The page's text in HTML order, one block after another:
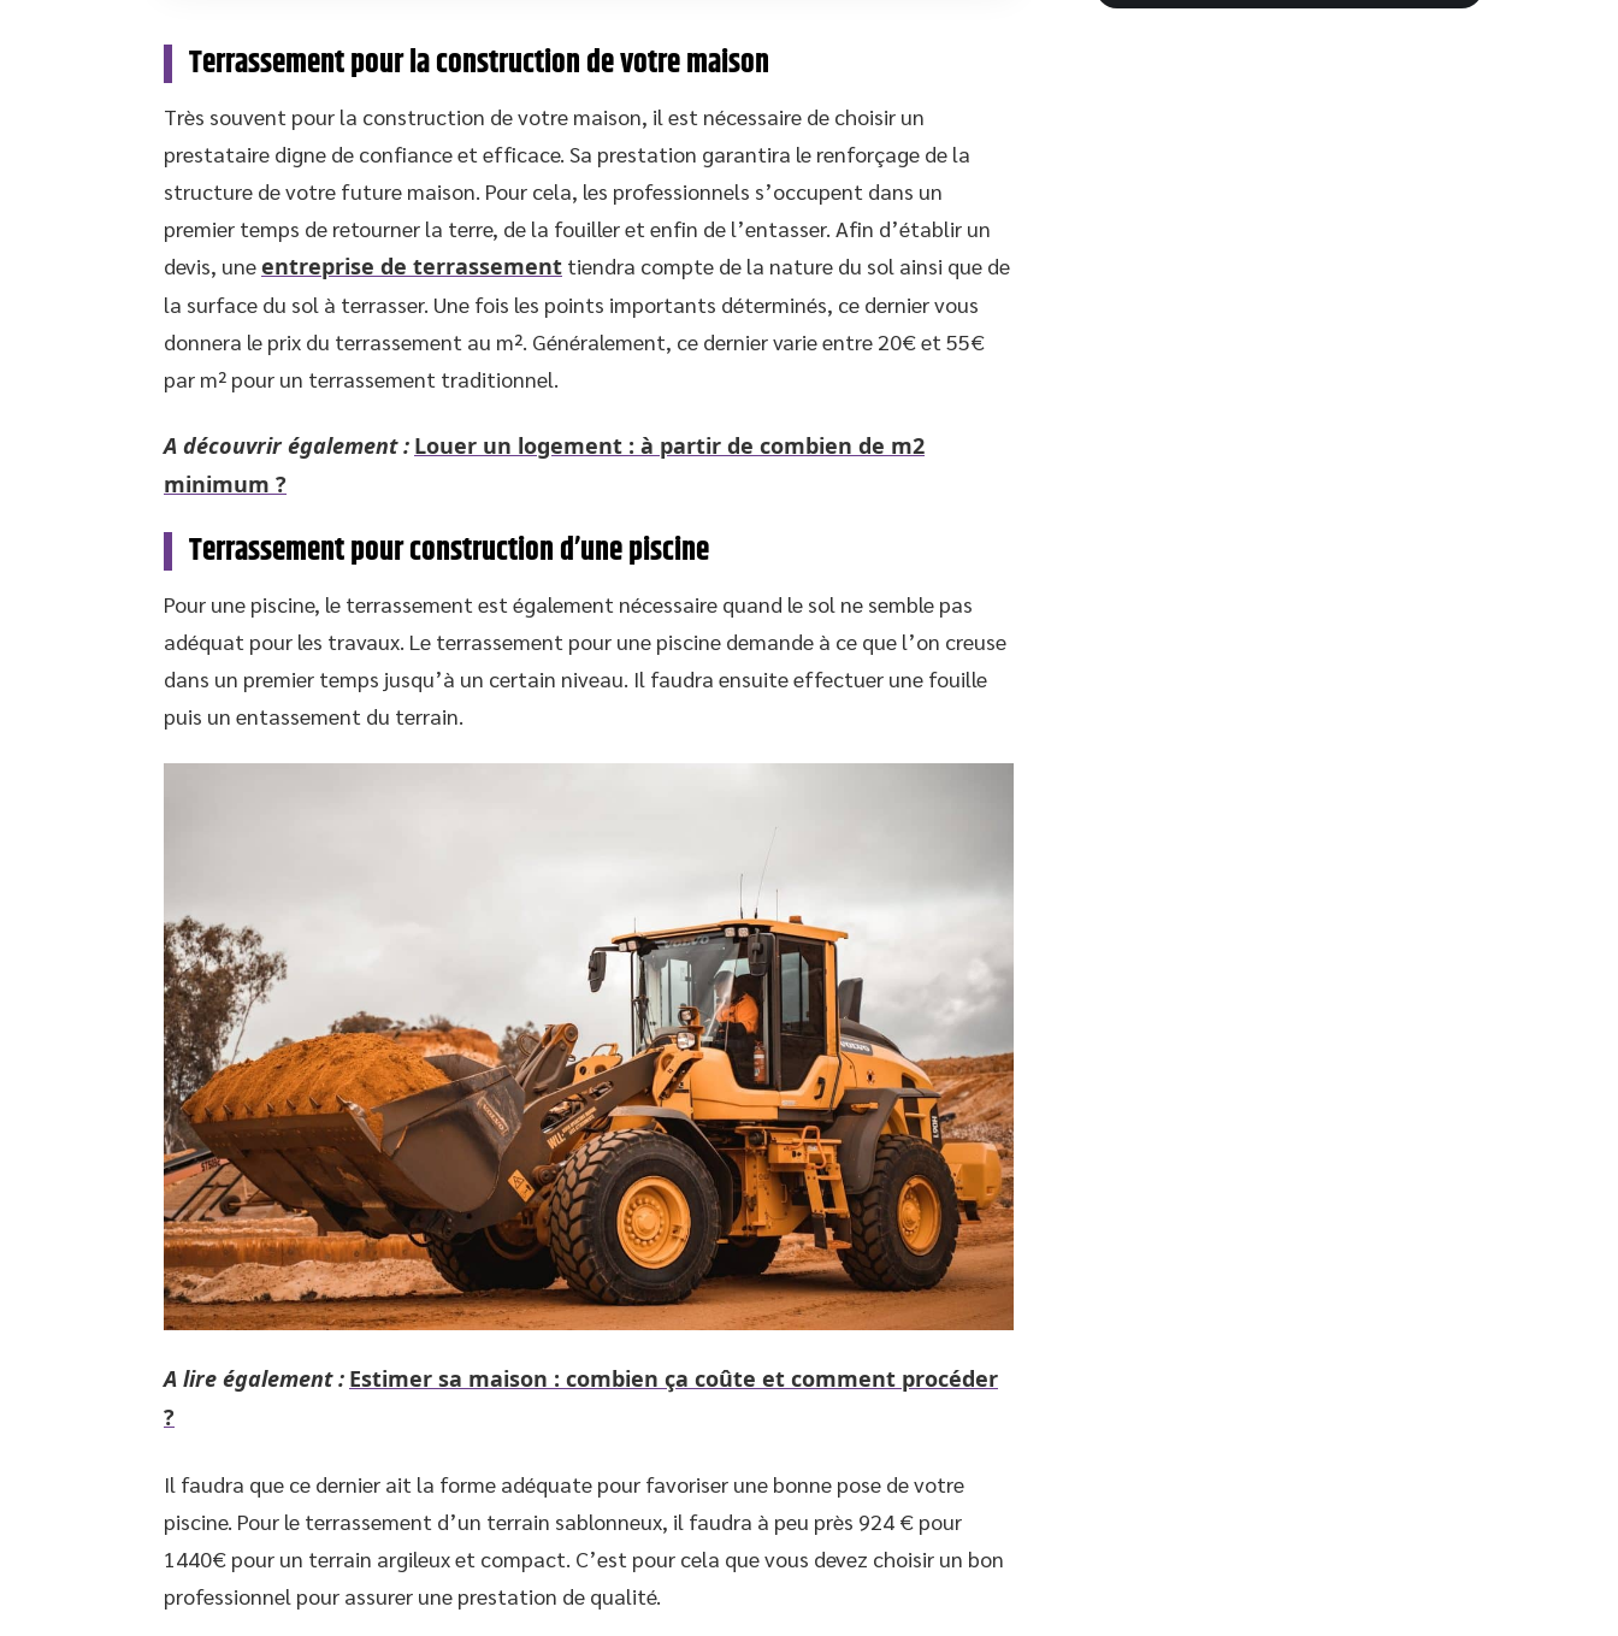
Terrassement pour la construction de votre maison
Très souvent pour la construction de votre maison, il est nécessaire de choisir un
prestataire digne de confiance et efficace. Sa prestation garantira le renforçage de la
structure de votre future maison. Pour cela, les professionnels s’occupent dans un
premier temps de retourner la terre, de la fouiller et enfin de l’entasser. Afin d’établir un
devis, uneentreprise de terrassement tiendra compte de la nature du sol ainsi que de
la surface du sol à terrasser. Une fois les points importants déterminés, ce dernier vous
donnera le prix du terrassement au m². Généralement, ce dernier varie entre 20€ et 55€
par m² pour un terrassement traditionnel.
A découvrir également : Louer un logement : à partir de combien de m2
minimum ?
Terrassement pour construction d’une piscine
Pour une piscine, le terrassement est également nécessaire quand le sol ne semble pas
adéquat pour les travaux. Le terrassement pour une piscine demande à ce que l’on creuse
dans un premier temps jusqu’à un certain niveau. Il faudra ensuite effectuer une fouille
puis un entassement du terrain.
A lire également : Estimer sa maison : combien ça coûte et comment procéder
?
Il faudra que ce dernier ait la forme adéquate pour favoriser une bonne pose de votre
piscine. Pour le terrassement d’un terrain sablonneux, il faudra à peu près 924 € pour
1440€ pour un terrain argileux et compact. C’est pour cela que vous devez choisir un bon
professionnel pour assurer une prestation de qualité.